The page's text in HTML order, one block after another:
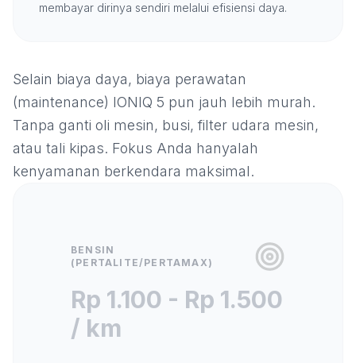
membayar dirinya sendiri melalui efisiensi daya.
Selain biaya daya, biaya perawatan
(maintenance) IONIQ 5 pun jauh lebih murah.
Tanpa ganti oli mesin, busi, filter udara mesin,
atau tali kipas. Fokus Anda hanyalah
kenyamanan berkendara maksimal.
BENSIN
(PERTALITE/PERTAMAX)
Rp 1.100 - Rp 1.500
/ km